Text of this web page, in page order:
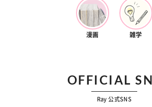
漫画 雑学
OFFICIAL
Ray 公式SNS